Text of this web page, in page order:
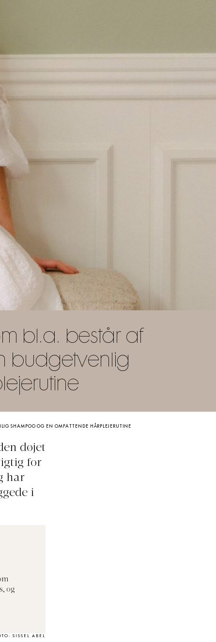
bl.a. består af
budgetvenlig
SHAMPOO OG EN OMFATTENDE HÅRPLEJERUTINE
døjet
for
har
i
og
SISSEL ABEL